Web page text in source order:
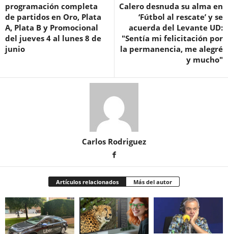
programación completa
de partidos en Oro, Plata
A, Plata B y Promocional
del jueves 4 al lunes 8 de
junio
Calero desnuda su alma en
‘Fútbol al rescate’ y se
acuerda del Levante UD:
"Sentía mi felicitación por
la permanencia, me alegré
y mucho"
Carlos Rodriguez
Artículos relacionados Más del autor